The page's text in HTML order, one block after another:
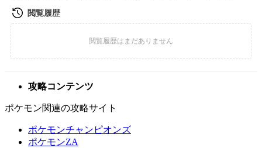
攻略コンテンツ
ポケモン関連の攻略サイト
ポケモンチャンピオンズ
ポケモンZA